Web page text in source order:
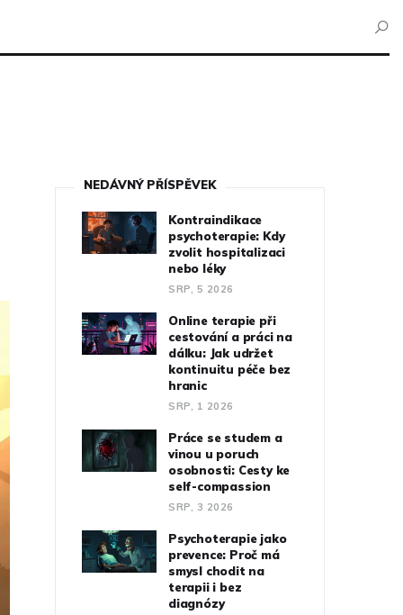
NEDÁVNÝ PŘÍSPĚVEK
Kontraindikace
psychoterapie: Kdy
zvolit hospitalizaci
nebo léky
SRP, 5 2026
Online terapie při
cestování a práci na
dálku: Jak udržet
kontinuitu péče bez
hranic
SRP, 1 2026
Práce se studem a
vinou u poruch
osobnosti: Cesty ke
self-compassion
SRP, 3 2026
Psychoterapie jako
prevence: Proč má
smysl chodit na
terapii i bez
diagnózy